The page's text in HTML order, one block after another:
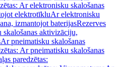
Ar elektronisku skalošanas
elektrotīkluAr elektronisku
izmantojot baterijasRezerves
skalošanas aktivizāciju,
Ar pneimatisku skalošanas
Ar pneimatisku skalošanas
paredzētas: